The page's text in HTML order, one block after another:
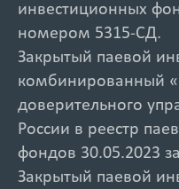
инвестиционных
номером 5315-СД.
Закрытый паевой
комбинированный
доверительного
России в реестр
фондов 30.05.2023
Закрытый паевой